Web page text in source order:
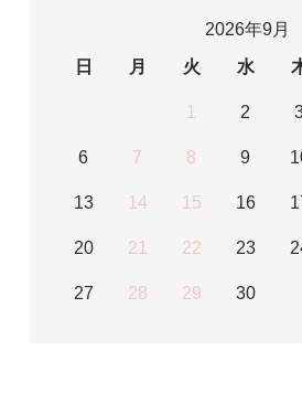
2026年9月
日
月 火 水
1 2
6 7 8 9
13 14 15 16
20 21 22 23
27 28 29 30